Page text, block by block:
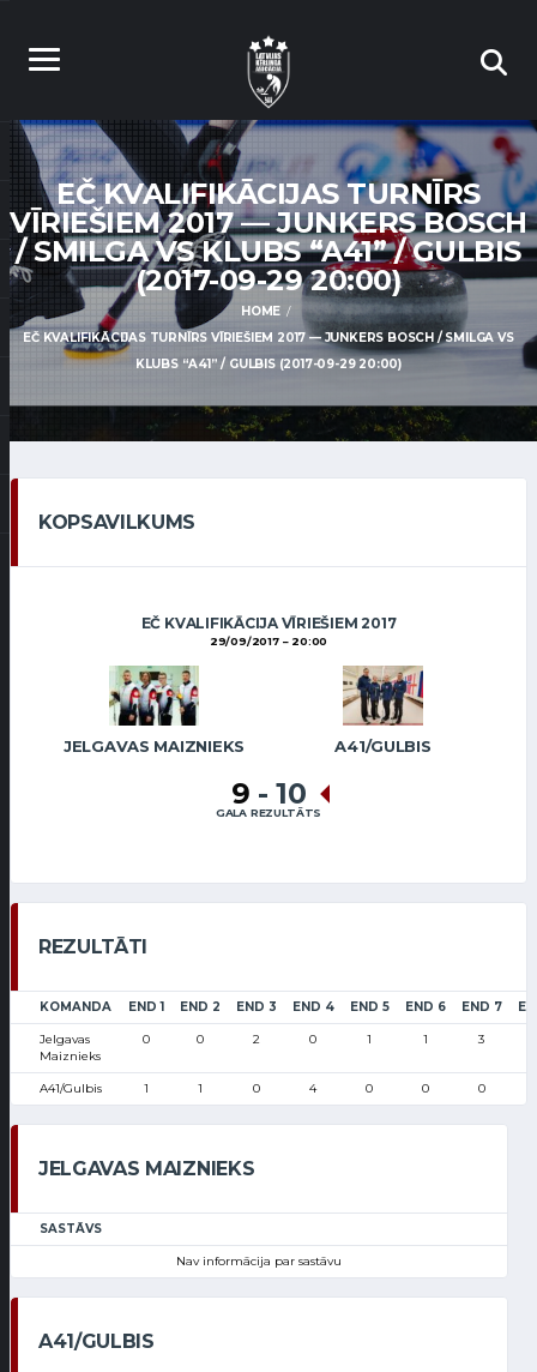
EČ KVALIFIKĀCIJAS TURNĪRS
VĪRIEŠIEM 2017 — JUNKERS BOSCH
/ SMILGA VS KLUBS “A41” / GULBIS
(2017-09-29 20:00)
HOME
EČ KVALIFIKĀCIJAS TURNĪRS VĪRIEŠIEM 2017 — JUNKERS BOSCH / SMILGA VS
KLUBS “A41” / GULBIS (2017-09-29 20:00)
KOPSAVILKUMS
EČ KVALIFIKĀCIJA VĪRIEŠIEM 2017
29/09/2017 20:00
JELGAVAS MAIZNIEKS A41/GULBIS
9 - 10
GALA REZULTĀTS
REZULTĀTI
KOMANDA END 1 END 2 END 3 END 4 END 5 END 6 END 7
Jelgavas
Maiznieks
0 0 2 0 1 1 3
A41/Gulbis 1 1 0 4 0 0 0
JELGAVAS MAIZNIEKS
SASTĀVS
Nav informācija par sastāvu
A41/GULBIS